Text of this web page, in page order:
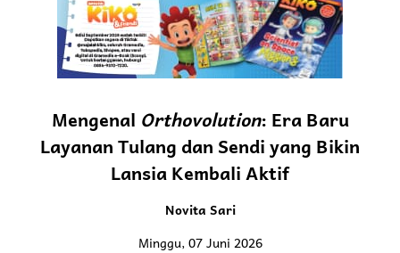
Mengenal Orthovolution: Era Baru
Layanan Tulang dan Sendi yang Bikin
Lansia Kembali Aktif
Novita Sari
Minggu, 07 Juni 2026